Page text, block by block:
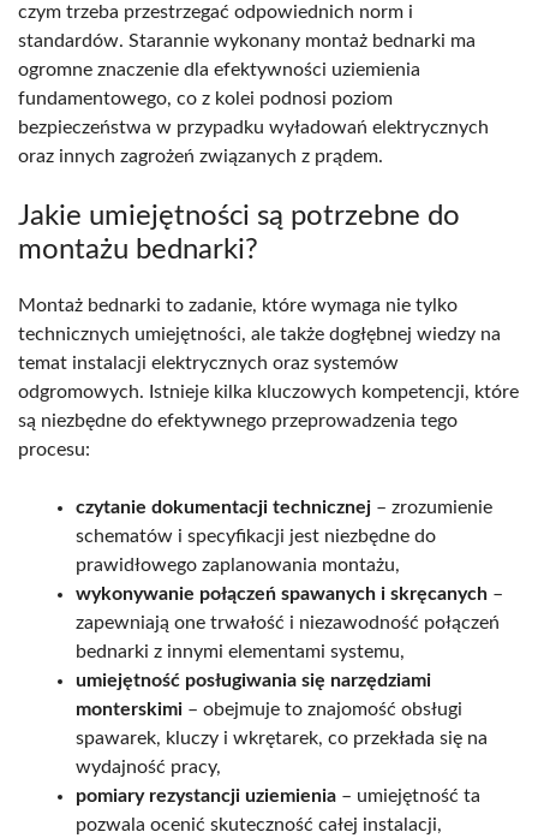
czym trzeba przestrzegać odpowiednich norm i
standardów. Starannie wykonany montaż bednarki ma
ogromne znaczenie dla efektywności uziemienia
fundamentowego, co z kolei podnosi poziom
bezpieczeństwa w przypadku wyładowań elektrycznych
oraz innych zagrożeń związanych z prądem.
Jakie umiejętności są potrzebne do
montażu bednarki?
Montaż bednarki to zadanie, które wymaga nie tylko
technicznych umiejętności, ale także dogłębnej wiedzy na
temat instalacji elektrycznych oraz systemów
odgromowych. Istnieje kilka kluczowych kompetencji, które
są niezbędne do efektywnego przeprowadzenia tego
procesu:
czytanie dokumentacji technicznej – zrozumienie
schematów i specyfikacji jest niezbędne do
prawidłowego zaplanowania montażu,
wykonywanie połączeń spawanych i skręcanych –
zapewniają one trwałość i niezawodność połączeń
bednarki z innymi elementami systemu,
umiejętność posługiwania się narzędziami
monterskimi – obejmuje to znajomość obsługi
spawarek, kluczy i wkrętarek, co przekłada się na
wydajność pracy,
pomiary rezystancji uziemienia – umiejętność ta
pozwala ocenić skuteczność całej instalacji,